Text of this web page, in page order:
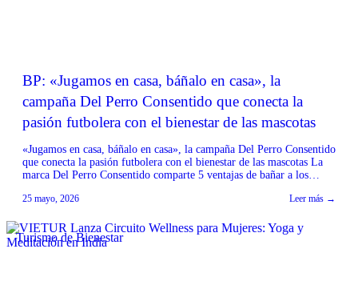
BP: «Jugamos en casa, báñalo en casa», la
campaña Del Perro Consentido que conecta la
pasión futbolera con el bienestar de las mascotas
«Jugamos en casa, báñalo en casa», la campaña Del Perro Consentido
que conecta la pasión futbolera con el bienestar de las mascotas La
marca Del Perro Consentido comparte 5 ventajas de bañar a los
sería tu mascota en el multiverso de los […]
25 mayo, 2026 Leer más →
Turismo de Bienestar